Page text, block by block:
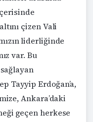
çizen Vali
liderliğinde
var. Bu
Tayyip Erdoğan’a,
Ankara’daki
geçen herkese